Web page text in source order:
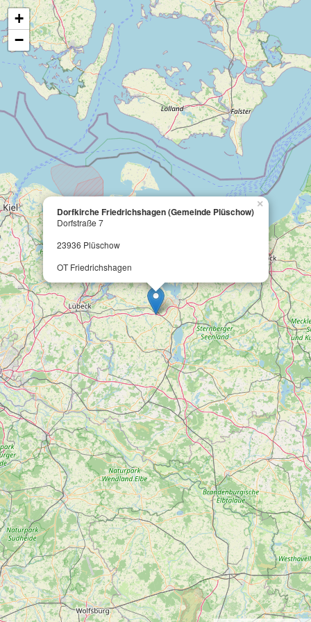
Dorfkirche Friedrichshagen (Gemeinde Plüschow)
Dorfstraße 7
23936 Plüschow
OT Friedrichshagen
×
+
−